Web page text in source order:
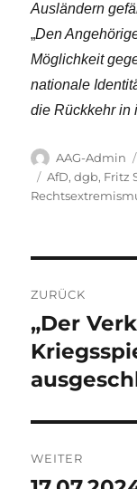
Ausländern
„Den
Möglichkeit
nationale
die Rückkehr in
Autor
AAG-Admin
Schlagwörter
AfD,dgb, Fritz
ZURÜCK
Vorheriger
Beitrag:
„Der
WEITER